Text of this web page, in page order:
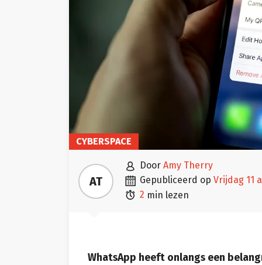
CYBERSPACE
AT
 door Amy Therry
 gepubliceerd op vrijdag 11
 2 min lezen
WhatsApp heeft onlangs een